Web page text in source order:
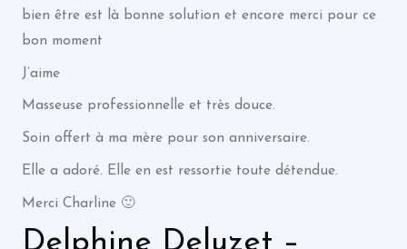
bien être est là bonne solution et encore merci pour ce
bon moment
J’aime
Masseuse professionnelle et très douce.
Soin offert à ma mère pour son anniversaire.
Elle a adoré. Elle en est ressortie toute détendue.
Merci Charline 🙂